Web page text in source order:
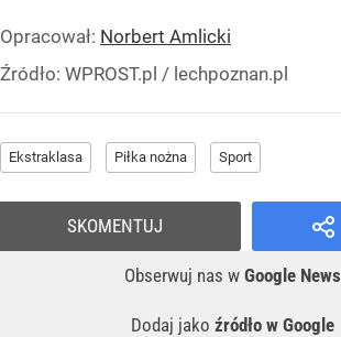
Opracował: Norbert Amlicki
Źródło: WPROST.pl / lechpoznan.pl
Ekstraklasa Piłka nożna Sport
Obserwuj nas w Google News
Dodaj jako źródło w Google
SKOMENTUJ